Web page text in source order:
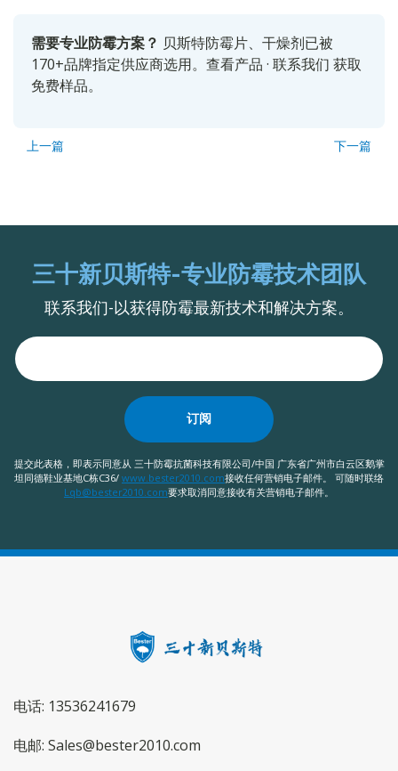
需要专业防霉方案？ 贝斯特防霉片、干燥剂已被
170+品牌指定供应商选用。 查看产品 · 联系我们 获取
免费样品。
上一篇 下一篇
三十新贝斯特-专业防霉技术团队
联系我们-以获得防霉最新技术和解决方案。
订阅
提交此表格，即表示同意从 三十防霉抗菌科技有限公司/中国 广东省广州市白云区鹅掌
坦同德鞋业基地C栋C36/ www.bester2010.com接收任何营销电子邮件。 可随时联络
Lqb@bester2010.com要求取消同意接收有关营销电子邮件。
电话: 13536241679
电邮: Sales@bester2010.com